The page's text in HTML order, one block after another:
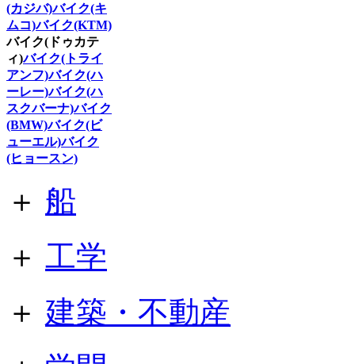
(カジバ)バイク(キ
ムコ)バイク(KTM)
バイク(ドゥカテ
ィ)バイク(トライ
アンフ)バイク(ハ
ーレー)バイク(ハ
スクバーナ)バイク
(BMW)バイク(ビ
ューエル)バイク
(ヒョースン)
＋ 船
＋ 工学
＋ 建築・不動産